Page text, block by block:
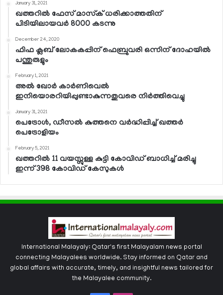
January 31, 2021
ഖത്തറില്‍ ഫേസ് മാസ്‌ക് ധരിക്കാത്തതിന്
പിടിയിലായവര്‍ 8000 കടന്നു
December 24, 2020
ഫിഫ ക്ലബ് ലോകകപ്പിന് ഫെബ്രുവരി ഒന്നിന് ദോഹയില്‍
പന്തുരുളും
February 1, 2021
അല്‍ ഖോര്‍ കാര്‍ണിവെല്‍
ഇനിയൊരറിയിപ്പുണ്ടാകുന്നതുവരെ നിര്‍ത്തിവെച്ചു
January 31, 2021
പെട്രോള്‍, ഡീസല്‍ കുത്തനെ വര്‍ദ്ധിപ്പിച്ച് ഖത്തര്‍
പെട്രോളിയം
February 5, 2021
ഖത്തറില്‍ 11 വയസ്സുള്ള കുട്ടി കോവിഡ് ബാധിച്ച് മരിച്ചു
ഇന്ന് 398 കോവിഡ് കേസുകള്‍
International Malayaly: Qatar's first Malayalam news portal
connecting Malayalees worldwide. Stay informed on Qatar and
global affairs with accurate, timely, and insightful news tailored for
the Malayalee community.